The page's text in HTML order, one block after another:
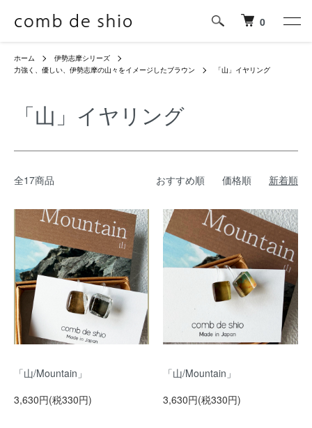
0
ホーム
伊勢志摩シリーズ
力強く、優しい、伊勢志摩の山々をイメージしたブラウン
「山」イヤリング
「山」イヤリング
全17商品 おすすめ順 価格順 新着順
「山/Mountain」
3,630円(税330円)
「山/Mountain」
3,630円(税330円)